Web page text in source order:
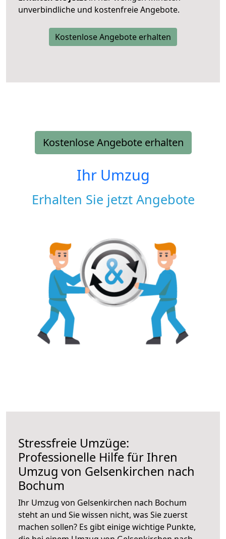
unverbindliche und kostenfreie Angebote.
Kostenlose Angebote erhalten
Kostenlose Angebote erhalten
Ihr Umzug
Erhalten Sie jetzt Angebote
Stressfreie Umzüge:
Professionelle Hilfe für Ihren
Umzug von Gelsenkirchen nach
Bochum
Ihr Umzug von Gelsenkirchen nach Bochum
steht an und Sie wissen nicht, was Sie zuerst
machen sollen? Es gibt einige wichtige Punkte,